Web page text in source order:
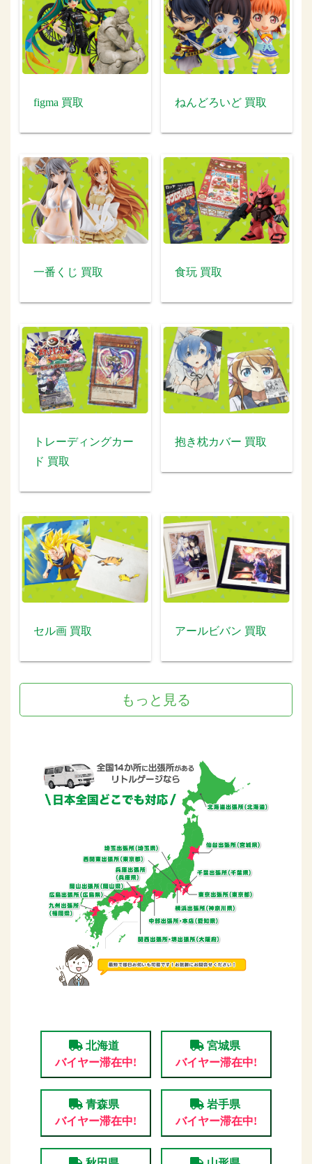
figma 買取 ねんどろいど 買取
一番くじ 買取 食玩 買取
トレーディングカー
ド 買取
抱き枕カバー 買取
セル画 買取 アールビバン 買取
もっと見る
北海道
バイヤー滞在中!
宮城県
バイヤー滞在中!
青森県
バイヤー滞在中!
岩手県
バイヤー滞在中!